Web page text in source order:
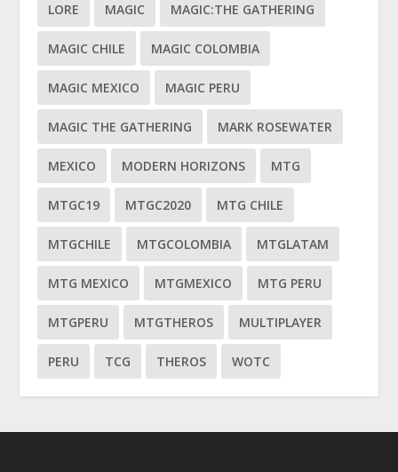
LORE MAGIC MAGIC:THE GATHERING
MAGIC CHILE MAGIC COLOMBIA
MAGIC MEXICO MAGIC PERU
MAGIC THE GATHERING MARK ROSEWATER
MEXICO MODERN HORIZONS MTG
MTGC19 MTGC2020 MTG CHILE
MTGCHILE MTGCOLOMBIA MTGLATAM
MTG MEXICO MTGMEXICO MTG PERU
MTGPERU MTGTHEROS MULTIPLAYER
PERU TCG THEROS WOTC